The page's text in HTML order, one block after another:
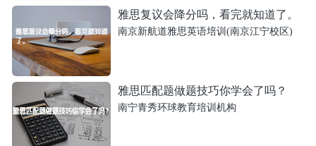
雅思复议会降分吗，看完就知道了。
南京新航道雅思英语培训(南京江宁校区)
雅思匹配题做题技巧你学会了吗？
南宁青秀环球教育培训机构